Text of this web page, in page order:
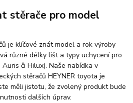
stěrače pro model
je klíčové znát model a rok výroby
různé délky lišt a typy uchycení pro
či Hilux). Naše nabídka v
stěračů HEYNER toyota je
měli jistotu, že zvolený produkt bude
dalších úprav.